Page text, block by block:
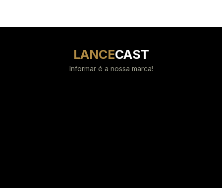
LANCECAST
Informar é a nossa marca!